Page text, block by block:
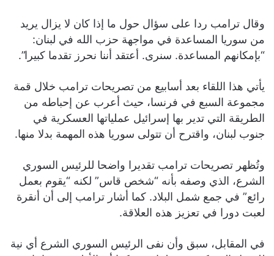
وقال ترامب ردا على سؤال حول ما إذا كان لا يزال يريد
من سوريا المساعدة في مواجهة حزب الله في لبنان:
“بإمكانهم المساعدة. سنرى. أعتقد أننا نحرز تقدما كبيرا”.
يأتي هذا اللقاء بعد أسابيع من تصريحات ترامب خلال قمة
مجموعة السبع في فرنسا، حيث أعرب عن إحباطه من
الطريقة التي تدير بها إسرائيل عملياتها العسكرية في
جنوب لبنان، واقترح أن تتولى سوريا هذه المهمة بدلا منها.
وتُظهر تصريحات ترامب تقديرا واضحا للرئيس السوري
الشرع، الذي وصفه بأنه “شخص قاس” لكنه “يقوم بعمل
رائع” في جمع شمل البلاد. كما أشار ترامب إلى أن أنقرة
لعبت دورا في تعزيز هذه العلاقة.
في المقابل، سبق وأن نفى الرئيس السوري الشرع أي نية